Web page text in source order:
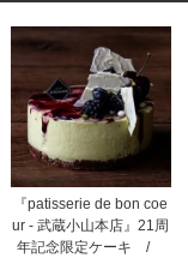
『patisserie de bon coe
ur - 武蔵小山本店』21周
年記念限定ケーキ /